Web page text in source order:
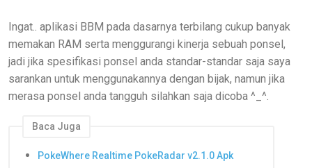
Ingat.. aplikasi BBM pada dasarnya terbilang cukup banyak
memakan RAM serta menggurangi kinerja sebuah ponsel,
jadi jika spesifikasi ponsel anda standar-standar saja saya
sarankan untuk menggunakannya dengan bijak, namun jika
merasa ponsel anda tangguh silahkan saja dicoba ^_^.
Baca Juga
PokeWhere Realtime PokeRadar v2.1.0 Apk